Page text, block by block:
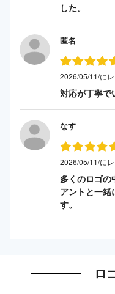
した。
匿名
2026/05/11/に
対応が丁寧で
なす
2026/05/11/に
多くのロゴの
アントと一緒
す。
ロ